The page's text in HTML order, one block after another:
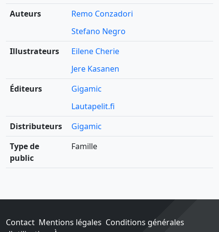
Auteurs
Remo Conzadori
Stefano Negro
Illustrateurs
Eilene Cherie
Jere Kasanen
Éditeurs
Gigamic
Lautapelit.fi
Distributeurs
Gigamic
Type de
public
Famille
Contact Mentions légales Conditions générales